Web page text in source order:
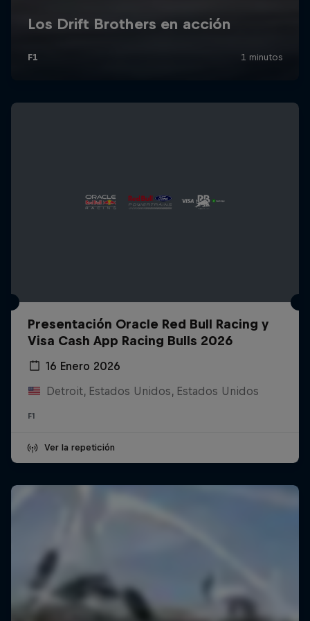
Presentación Oracle Red Bull Racing y
Visa Cash App Racing Bulls 2026
16 Enero 2026
Detroit, Estados Unidos, Estados Unidos
F1
Ver la repetición